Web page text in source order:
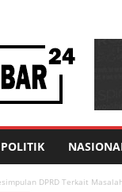
POLITIK
DPRD Terkait